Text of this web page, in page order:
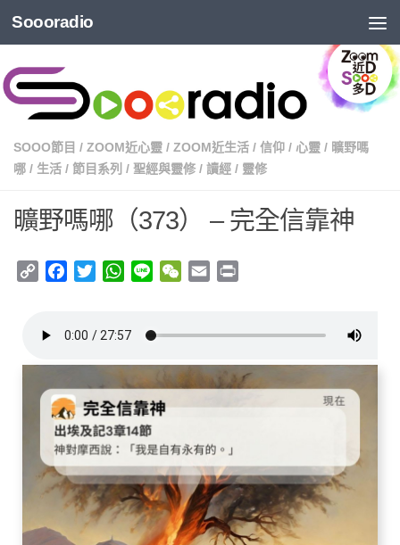
Soooradio
SOOO節目 / ZOOM近心靈 / ZOOM近生活 / 信仰 / 心靈 / 曠野嗎
哪 / 生活 / 節目系列 / 聖經與靈修 / 讀經 / 靈修
曠野嗎哪（373） – 完全信靠神
Copy
Facebook
TwitterWhatsApp
Line WeChat
Email